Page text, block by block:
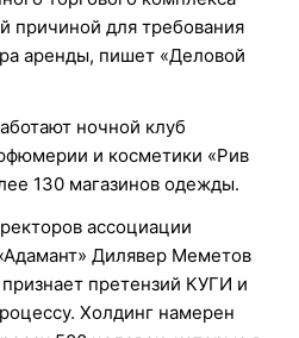
причиной для требования
аренды, пишет «Деловой
ночной клуб
и косметики «Рив
130 магазинов одежды.
ассоциации
Дилявер Меметов
претензий КУГИ и
Холдинг намерен